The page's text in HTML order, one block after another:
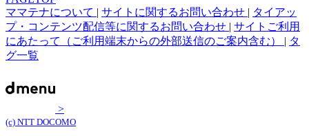
ママテナについて | サイトに関するお問い合わせ | タイアッ
プ・コンテンツ配信等に関するお問い合わせ | サイトご利用
にあたって（ご利用端末からの外部送信のご案内含む） | タ
グ一覧
>
(c) NTT DOCOMO